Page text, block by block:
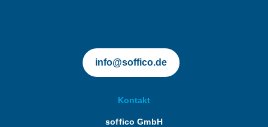
info@soffico.de
Kontakt
soffico GmbH